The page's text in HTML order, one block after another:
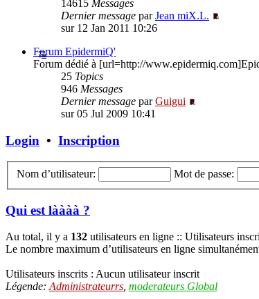
14615 Messages
Dernier message parJean miX.L.
sur 12 Jan 2011 10:26
Forum EpidermiQ'
Forum dédié à [url=http://
25 Topics
946 Messages
Dernier message parGuigui
sur 05 Jul 2009 10:41
Login • Inscription
Nom d’utilisateur: Mot de passe:
Qui est làààà ?
Au total, il y a 132 utilisateurs en ligne :: Utilisateurs
Le nombre maximum d’utilisateurs en ligne
Utilisateurs inscrits : Aucun utilisateur inscrit
Légende:Administrateurrs, moderateurs Global